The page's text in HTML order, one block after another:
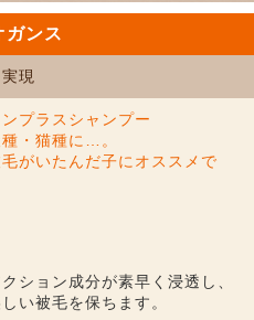
ガンス
現
プラスシャンプー
・猫種に…。
がいたんだ子にオススメで
ション成分が素早く浸透し、
い被毛を保ちます。